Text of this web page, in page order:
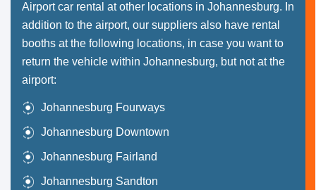
Airport car rental at other locations in Johannesburg. In
addition to the airport, our suppliers also have rental
booths at the following locations, in case you want to
return the vehicle within Johannesburg, but not at the
airport:
Johannesburg Fourways
Johannesburg Downtown
Johannesburg Fairland
Johannesburg Sandton